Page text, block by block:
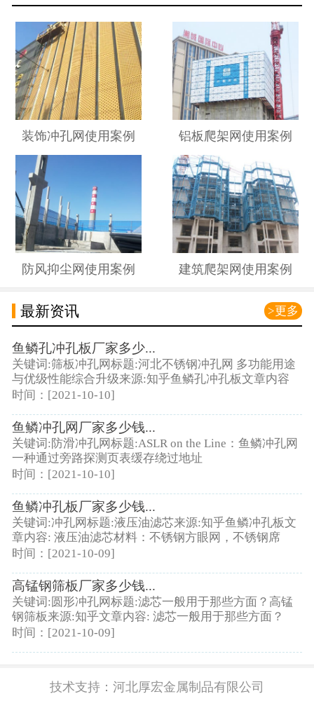
装饰冲孔网使用案例 铝板爬架网使用案例
防风抑尘网使用案例 建筑爬架网使用案例
>更多
最新资讯
鱼鳞孔冲孔板厂家多少...
关键词:筛板冲孔网标题:河北不锈钢冲孔网 多功能用途
与优级性能综合升级来源:知乎鱼鳞孔冲孔板文章内容
时间：[2021-10-10]
鱼鳞冲孔网厂家多少钱...
关键词:防滑冲孔网标题:ASLR on the Line：鱼鳞冲孔网
一种通过旁路探测页表缓存绕过地址
时间：[2021-10-10]
鱼鳞冲孔板厂家多少钱...
关键词:冲孔网标题:液压油滤芯来源:知乎鱼鳞冲孔板文
章内容: 液压油滤芯材料：不锈钢方眼网，不锈钢席
时间：[2021-10-09]
高锰钢筛板厂家多少钱...
关键词:圆形冲孔网标题:滤芯一般用于那些方面？高锰
钢筛板来源:知乎文章内容: 滤芯一般用于那些方面？
时间：[2021-10-09]
技术支持： 河北厚宏金属制品有限公司